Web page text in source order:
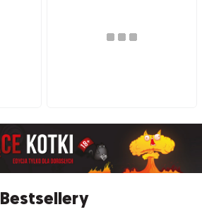
Bestsellery